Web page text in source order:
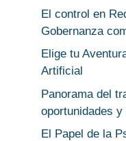
El control en
Gobernanza
Elige tu
Artificial
Panorama del
oportunidades
El Papel de la